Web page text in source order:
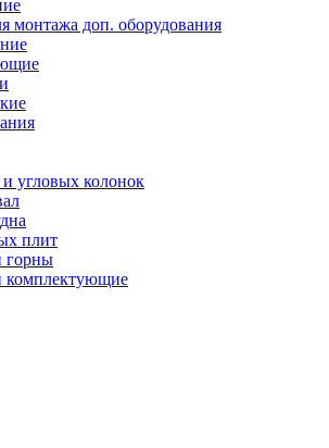
монтажа доп. оборудования
угловых колонок
плит
горны
комплектующие